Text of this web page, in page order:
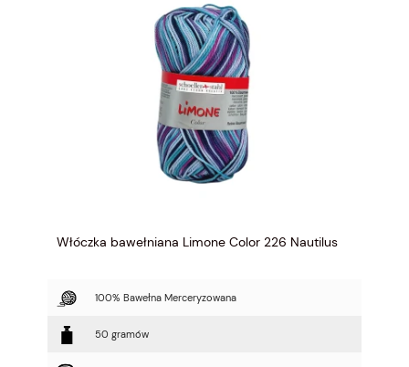
Włóczka bawełniana Limone Color 226 Nautilus
100% Bawełna Merceryzowana
50 gramów